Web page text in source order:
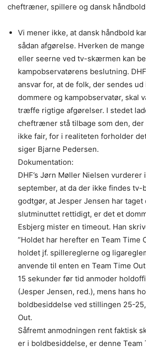
cheftræner, spillere og dansk
Vi mener ikke, at dansk håndbold
sådan afgørelse. Hverken de
eller seerne ved tv-skærmen kan
kampobservatørens beslutning.
ansvar for, at de folk, der sendes ud
dommere og kampobservatør, skal
træffe rigtige afgørelser. I stedet
cheftræner stå tilbage som den,
ikke fair, for i realiteten forholder
siger Bjarne Pedersen.
Dokumentation:
DHF’s Jørn Møller Nielsen
september, at da der ikke findes tv-
godtgør, at Jesper Jensen har
slutminuttet rettidigt, er det et
Esbjerg mister en timeout. Han
”Holdet har herefter en Team Time
holdet jf. spillereglerne og
anvende til enten en Team Time
15 sekunder før tid anmoder
(Jesper Jensen, red.), mens hans
boldbesiddelse ved stillingen 25-
Out.
Såfremt anmodningen rent faktisk
er i boldbesiddelse, er denne